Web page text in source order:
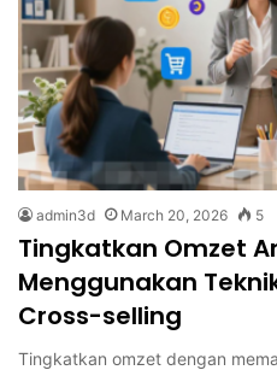
admin3d March 20, 2026 5
Tingkatkan Omzet
Menggunakan
Cross-selling
Tingkatkan omzet dengan